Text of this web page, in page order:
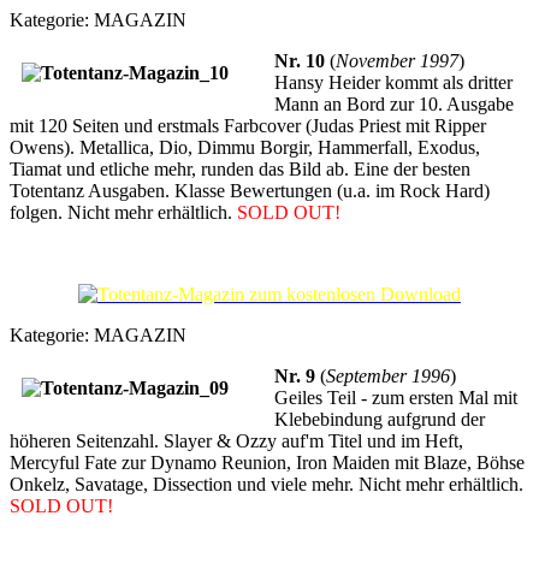
Kategorie: MAGAZIN
Nr. 10 (November 1997)
Hansy Heider kommt als dritter
Mann an Bord zur 10. Ausgabe
mit 120 Seiten und erstmals Farbcover (Judas Priest mit Ripper
Owens). Metallica, Dio, Dimmu Borgir, Hammerfall, Exodus,
Tiamat und etliche mehr, runden das Bild ab. Eine der besten
Totentanz Ausgaben. Klasse Bewertungen (u.a. im Rock Hard)
folgen. Nicht mehr erhältlich. SOLD OUT!
Kategorie: MAGAZIN
Nr. 9 (September 1996)
Geiles Teil - zum ersten Mal mit
Klebebindung aufgrund der
höheren Seitenzahl. Slayer & Ozzy auf'm Titel und im Heft,
Mercyful Fate zur Dynamo Reunion, Iron Maiden mit Blaze, Böhse
Onkelz, Savatage, Dissection und viele mehr. Nicht mehr erhältlich.
SOLD OUT!